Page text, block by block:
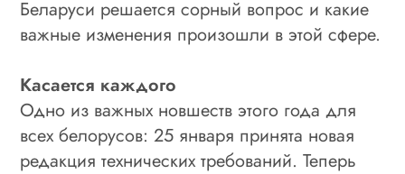
Беларуси решается сорный вопрос и какие
важные изменения произошли в этой сфере.
Касается каждого
Одно из важных новшеств этого года для
всех белорусов: 25 января принята новая
редакция технических требований. Теперь